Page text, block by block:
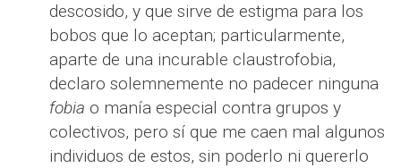
descosido, y que sirve de estigma para los
bobos que lo aceptan; particularmente,
aparte de una incurable claustrofobia,
declaro solemnemente no padecer ninguna
fobia o manía especial contra grupos y
colectivos, pero sí que me caen mal algunos
individuos de estos, sin poderlo ni quererlo